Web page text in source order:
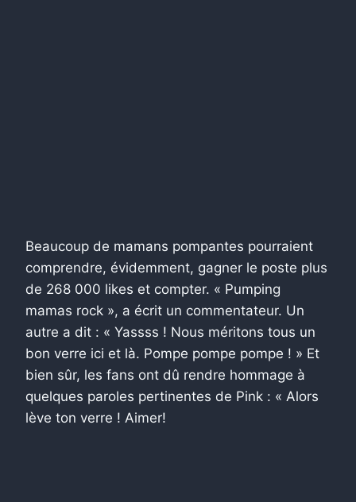
Beaucoup de mamans pompantes pourraient
comprendre, évidemment, gagner le poste plus
de 268 000 likes et compter. « Pumping
mamas rock », a écrit un commentateur. Un
autre a dit : « Yassss ! Nous méritons tous un
bon verre ici et là. Pompe pompe pompe ! » Et
bien sûr, les fans ont dû rendre hommage à
quelques paroles pertinentes de Pink : « Alors
lève ton verre ! Aimer!